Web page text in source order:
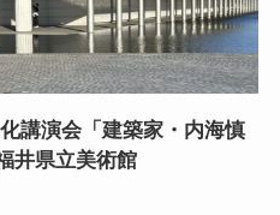
講演会「建築家・内海慎
井県立美術館